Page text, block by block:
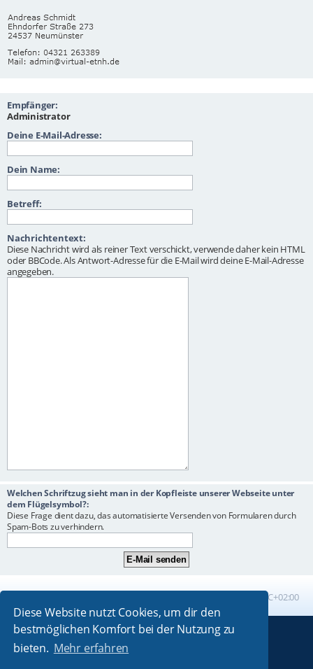
Diese Website nutzt Cookies, um dir den
bestmöglichen Komfort bei der Nutzung zu
bieten. Mehr erfahren
Empfänger:
Administrator
Deine E-Mail-Adresse:
Dein Name:
Betreff:
Nachrichtentext:
Diese Nachricht wird als reiner Text verschickt, verwende daher kein HTML
oder BBCode. Als Antwort-Adresse für die E-Mail wird deine E-Mail-Adresse
angegeben.
Welchen Schriftzug sieht man in der Kopfleiste unserer Webseite unter
dem Flügelsymbol?:
Diese Frage dient dazu, das automatisierte Versenden von Formularen durch
Spam-Bots zu verhindern.
UTC+02:00
Powered byphpBB